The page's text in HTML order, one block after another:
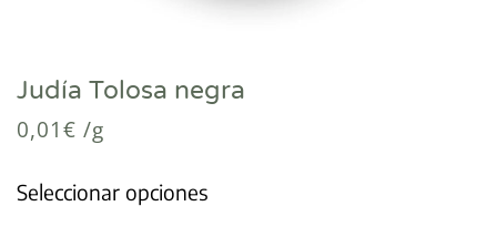
Judía Tolosa negra
0,01€ /g
Seleccionar opciones